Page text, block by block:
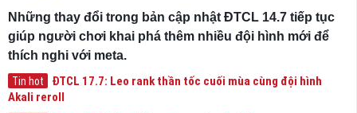
Những thay đổi trong bản cập nhật ĐTCL 14.7 tiếp tục
giúp người chơi khai phá thêm nhiều đội hình mới để
thích nghi với meta.
Tin hot
ĐTCL 17.7: Leo rank thần tốc cuối mùa cùng đội hình
Akali reroll